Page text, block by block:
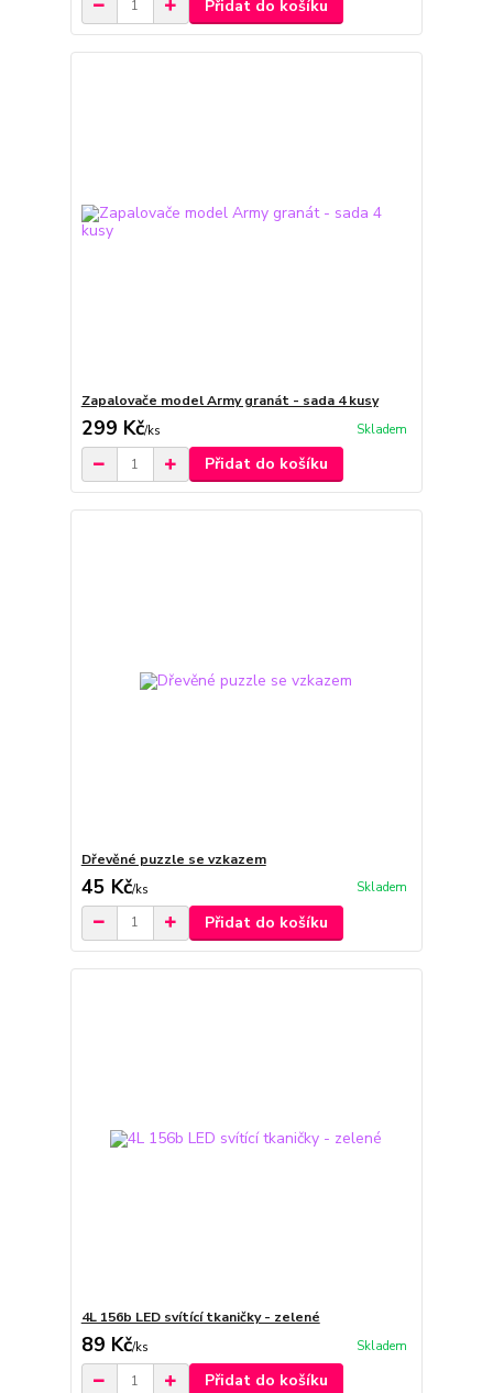
Přidat do košíku
Zapalovače model Army granát - sada 4 kusy
299 Kč/ks Skladem
Přidat do košíku
Dřevěné puzzle se vzkazem
45 Kč/ks Skladem
Přidat do košíku
4L 156b LED svítící tkaničky - zelené
89 Kč/ks Skladem
Přidat do košíku